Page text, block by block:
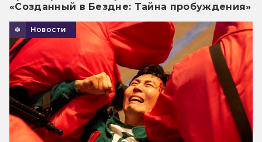
«Созданный в Бездне: Тайна пробуждения»
Новости